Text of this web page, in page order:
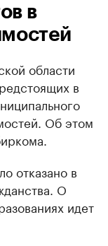
в
области
в
Об этом
отказано в
О
идет